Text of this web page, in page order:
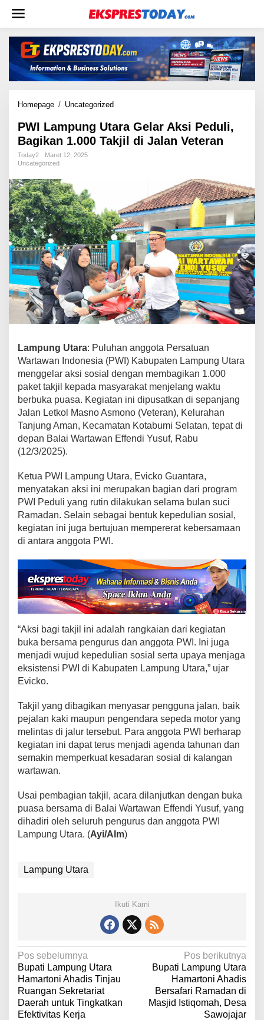
w
Homepage / Uncategorized
I
L
g
U
t
a
r
a
G
e
l
a
k
s
i
P
e
d
u
a
g
i
k
a
0
0
0
T
k
j
i
J
a
a
e
r
a
n
PWI Lampung Utara Gelar Aksi Peduli,
Bagikan 1.000 Takjil di Jalan Veteran
Today2
Maret 12, 2025
Uncategorized
Lampung Utara: Puluhan anggota Persatuan
Wartawan Indonesia (PWI) Kabupaten Lampung Utara
menggelar aksi sosial dengan membagikan 1.000
paket takjil kepada masyarakat menjelang waktu
berbuka puasa. Kegiatan ini dipusatkan di sepanjang
Jalan Letkol Masno Asmono (Veteran), Kelurahan
Tanjung Aman, Kecamatan Kotabumi Selatan, tepat di
depan Balai Wartawan Effendi Yusuf, Rabu
(12/3/2025).
Ketua PWI Lampung Utara, Evicko Guantara,
menyatakan aksi ini merupakan bagian dari program
PWI Peduli yang rutin dilakukan selama bulan suci
Ramadan. Selain sebagai bentuk kepedulian sosial,
kegiatan ini juga bertujuan mempererat kebersamaan
di antara anggota PWI.
“Aksi bagi takjil ini adalah rangkaian dari kegiatan
buka bersama pengurus dan anggota PWI. Ini juga
menjadi wujud kepedulian sosial serta upaya menjaga
eksistensi PWI di Kabupaten Lampung Utara,” ujar
Evicko.
Takjil yang dibagikan menyasar pengguna jalan, baik
pejalan kaki maupun pengendara sepeda motor yang
melintas di jalur tersebut. Para anggota PWI berharap
kegiatan ini dapat terus menjadi agenda tahunan dan
semakin memperkuat kesadaran sosial di kalangan
wartawan.
Usai pembagian takjil, acara dilanjutkan dengan buka
puasa bersama di Balai Wartawan Effendi Yusuf, yang
dihadiri oleh seluruh pengurus dan anggota PWI
Lampung Utara. (Ayi/Alm)
Lampung Utara
Ikuti Kami
N
a
v
i
Pos sebelumnya
Bupati Lampung Utara
Hamartoni Ahadis Tinjau
Ruangan Sekretariat
Daerah untuk Tingkatkan
Efektivitas Kerja
Pos berikutnya
Bupati Lampung Utara
Hamartoni Ahadis
Bersafari Ramadan di
Masjid Istiqomah, Desa
Sawojajar